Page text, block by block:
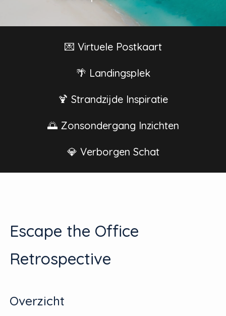
💌 Virtuele Postkaart
🌴 Landingsplek
🍹 Strandzijde Inspiratie
🌅 Zonsondergang Inzichten
💎 Verborgen Schat
Escape the Office
Retrospective
Overzicht